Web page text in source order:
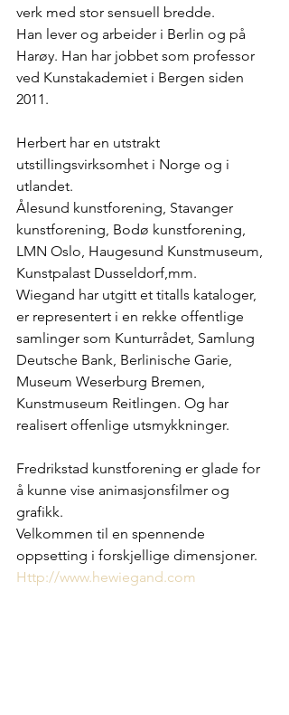
verk med stor sensuell bredde.
Han lever og arbeider i Berlin og på
Harøy. Han har jobbet som professor
ved Kunstakademiet i Bergen siden
2011.
Herbert har en utstrakt
utstillingsvirksomhet i Norge og i
utlandet.
Ålesund kunstforening, Stavanger
kunstforening, Bodø kunstforening,
LMN Oslo, Haugesund Kunstmuseum,
Kunstpalast Dusseldorf,mm.
Wiegand har utgitt et titalls kataloger,
er representert i en rekke offentlige
samlinger som Kunturrådet, Samlung
Deutsche Bank, Berlinische Garie,
Museum Weserburg Bremen,
Kunstmuseum Reitlingen. Og har
realisert offenlige utsmykkninger.
Fredrikstad kunstforening er glade for
å kunne vise animasjonsfilmer og
grafikk.
Velkommen til en spennende
oppsetting i forskjellige dimensjoner.
Http://www.hewiegand.com